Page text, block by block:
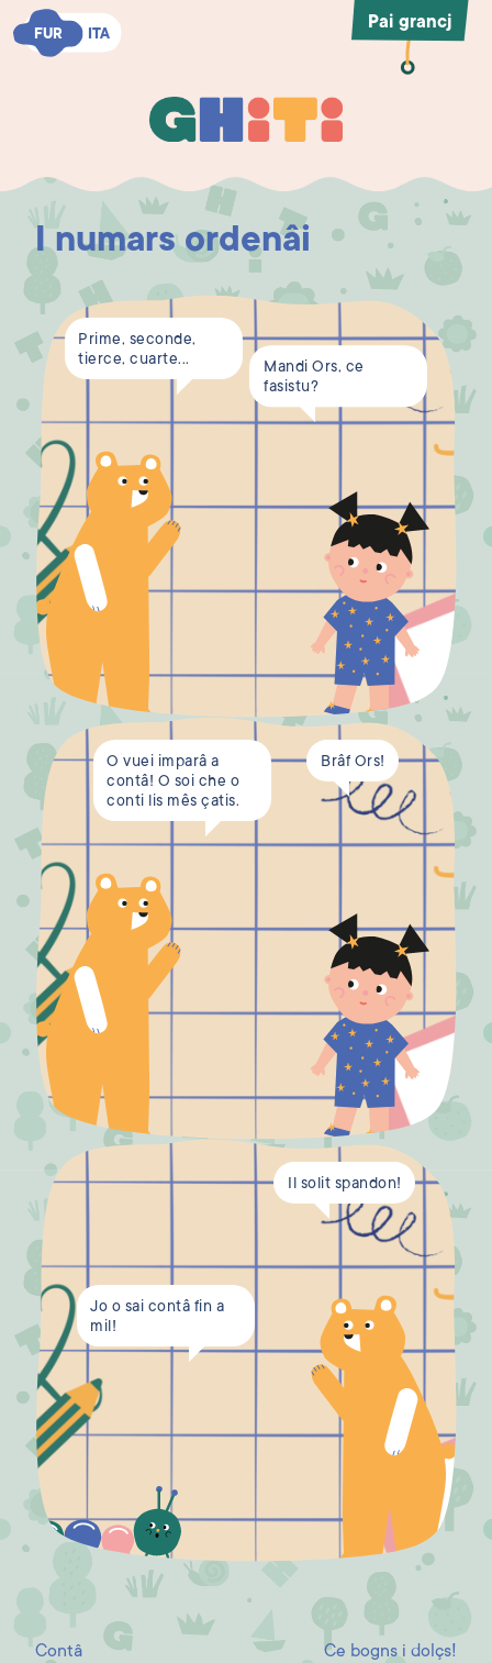
FUR ITA
FUR ITA
Ghiti
Pai grancj
I numars ordenâi
Prime, seconde,
tierce, cuarte...
Mandi Ors, ce
fasistu?
O vuei imparâ a
contâ! O soi che o
conti lis mês çatis.
Brâf Ors!
Jo o sai contâ fin a
mil!
Il solit spandon!
Contâ Ce bogns i dolçs!